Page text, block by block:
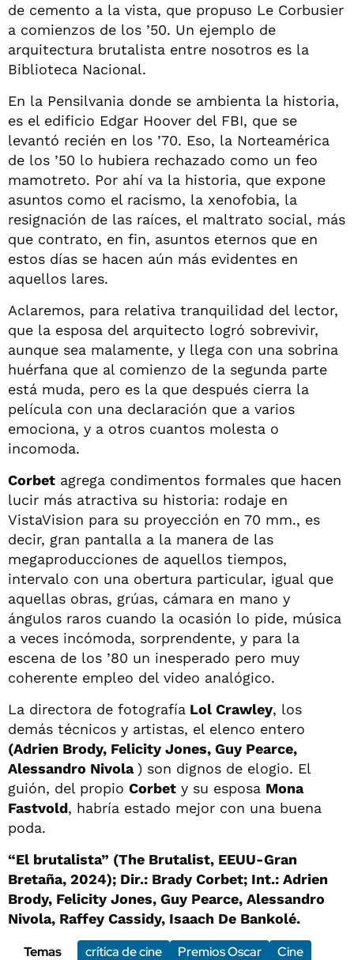
de cemento a la vista, que propuso Le Corbusier
a comienzos de los ’50. Un ejemplo de
arquitectura brutalista entre nosotros es la
Biblioteca Nacional.
En la Pensilvania donde se ambienta la historia,
es el edificio Edgar Hoover del FBI, que se
levantó recién en los ’70. Eso, la Norteamérica
de los ’50 lo hubiera rechazado como un feo
mamotreto. Por ahí va la historia, que expone
asuntos como el racismo, la xenofobia, la
resignación de las raíces, el maltrato social, más
que contrato, en fin, asuntos eternos que en
estos días se hacen aún más evidentes en
aquellos lares.
Aclaremos, para relativa tranquilidad del lector,
que la esposa del arquitecto logró sobrevivir,
aunque sea malamente, y llega con una sobrina
huérfana que al comienzo de la segunda parte
está muda, pero es la que después cierra la
película con una declaración que a varios
emociona, y a otros cuantos molesta o
incomoda.
Corbet agrega condimentos formales que hacen
lucir más atractiva su historia: rodaje en
VistaVision para su proyección en 70 mm., es
decir, gran pantalla a la manera de las
megaproducciones de aquellos tiempos,
intervalo con una obertura particular, igual que
aquellas obras, grúas, cámara en mano y
ángulos raros cuando la ocasión lo pide, música
a veces incómoda, sorprendente, y para la
escena de los ’80 un inesperado pero muy
coherente empleo del video analógico.
La directora de fotografía Lol Crawley, los
demás técnicos y artistas, el elenco entero
(Adrien Brody, Felicity Jones, Guy Pearce,
Alessandro Nivola) son dignos de elogio. El
guión, del propio Corbet y su esposa Mona
Fastvold, habría estado mejor con una buena
poda.
“El brutalista” (The Brutalist, EEUU-Gran
Bretaña, 2024); Dir.: Brady Corbet; Int.: Adrien
Brody, Felicity Jones, Guy Pearce, Alessandro
Nivola, Raffey Cassidy, Isaach De Bankolé.
Temas
crítica de cine Premios Oscar Cine